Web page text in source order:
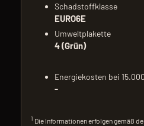
Schadstoffklasse
EURO6E
Umweltplakette
4 (Grün)
Energiekosten bei
-
1 Die Informationen erfolgen gemäß